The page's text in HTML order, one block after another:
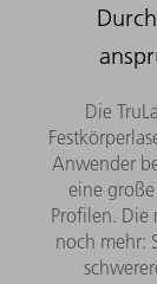
Die
Anwender
eine
Profilen. Die
noch mehr: